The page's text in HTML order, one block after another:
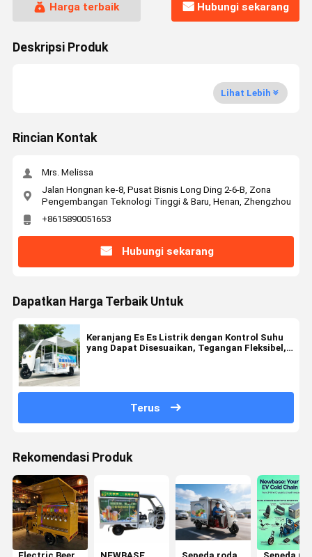
Harga terbaik
Hubungi sekarang
Deskripsi Produk
Lihat Lebih
Rincian Kontak
Mrs. Melissa
Jalan Hongnan ke-8, Pusat Bisnis Long Ding 2-6-B, Zona
Pengembangan Teknologi Tinggi & Baru, Henan, Zhengzhou
+8615890051653
Hubungi sekarang
Dapatkan Harga Terbaik Untuk
Keranjang Es Es Listrik dengan Kontrol Suhu
yang Dapat Disesuaikan, Tegangan Fleksibel,
Terus
Rekomendasi Produk